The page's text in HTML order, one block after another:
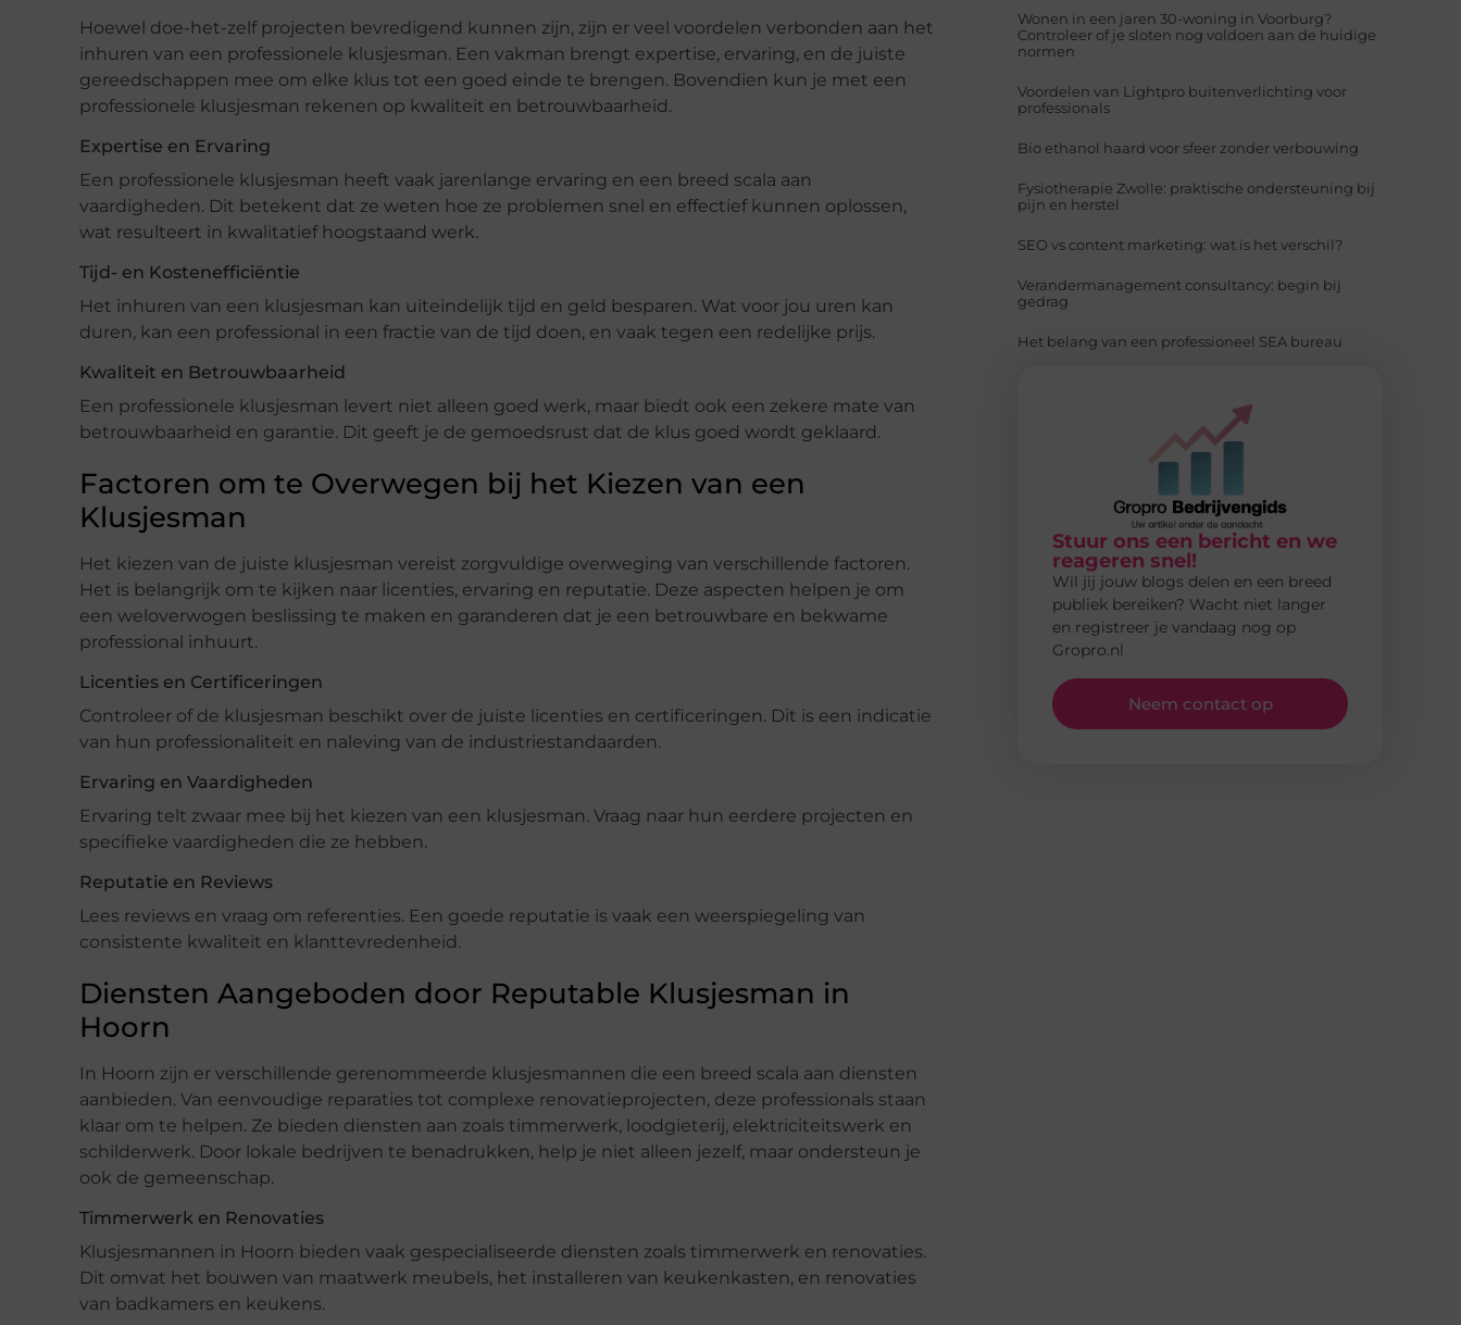
Hoewel doe-het-zelf projecten bevredigend kunnen zijn, zijn er veel voordelen verbonden aan het
inhuren van een professionele klusjesman. Een vakman brengt expertise, ervaring, en de juiste
gereedschappen mee om elke klus tot een goed einde te brengen. Bovendien kun je met een
professionele klusjesman rekenen op kwaliteit en betrouwbaarheid.
Expertise en Ervaring
Een professionele klusjesman heeft vaak jarenlange ervaring en een breed scala aan
vaardigheden. Dit betekent dat ze weten hoe ze problemen snel en effectief kunnen oplossen,
wat resulteert in kwalitatief hoogstaand werk.
Tijd- en Kostenefficiëntie
Het inhuren van een klusjesman kan uiteindelijk tijd en geld besparen. Wat voor jou uren kan
duren, kan een professional in een fractie van de tijd doen, en vaak tegen een redelijke prijs.
Kwaliteit en Betrouwbaarheid
Een professionele klusjesman levert niet alleen goed werk, maar biedt ook een zekere mate van
betrouwbaarheid en garantie. Dit geeft je de gemoedsrust dat de klus goed wordt geklaard.
Factoren om te Overwegen bij het Kiezen van een
Klusjesman
Het kiezen van de juiste klusjesman vereist zorgvuldige overweging van verschillende factoren.
Het is belangrijk om te kijken naar licenties, ervaring en reputatie. Deze aspecten helpen je om
een weloverwogen beslissing te maken en garanderen dat je een betrouwbare en bekwame
professional inhuurt.
Licenties en Certificeringen
Controleer of de klusjesman beschikt over de juiste licenties en certificeringen. Dit is een indicatie
van hun professionaliteit en naleving van de industriestandaarden.
Ervaring en Vaardigheden
Ervaring telt zwaar mee bij het kiezen van een klusjesman. Vraag naar hun eerdere projecten en
specifieke vaardigheden die ze hebben.
Reputatie en Reviews
Lees reviews en vraag om referenties. Een goede reputatie is vaak een weerspiegeling van
consistente kwaliteit en klanttevredenheid.
Diensten Aangeboden door Reputable Klusjesman in
Hoorn
In Hoorn zijn er verschillende gerenommeerde klusjesmannen die een breed scala aan diensten
aanbieden. Van eenvoudige reparaties tot complexe renovatieprojecten, deze professionals staan
klaar om te helpen. Ze bieden diensten aan zoals timmerwerk, loodgieterij, elektriciteitswerk en
schilderwerk. Door lokale bedrijven te benadrukken, help je niet alleen jezelf, maar ondersteun je
ook de gemeenschap.
Timmerwerk en Renovaties
Klusjesmannen in Hoorn bieden vaak gespecialiseerde diensten zoals timmerwerk en renovaties.
Dit omvat het bouwen van maatwerk meubels, het installeren van keukenkasten, en renovaties
van badkamers en keukens.
Wonen in een jaren 30-woning in Voorburg?
Controleer of je sloten nog voldoen aan de huidige
normen
Voordelen van Lightpro buitenverlichting voor
professionals
Bio ethanol haard voor sfeer zonder verbouwing
Fysiotherapie Zwolle: praktische ondersteuning bij
pijn en herstel
SEO vs content marketing: wat is het verschil?
Verandermanagement consultancy: begin bij
gedrag
Het belang van een professioneel SEA bureau
Stuur ons een bericht en we
reageren snel!
Wil jij jouw blogs delen en een breed
publiek bereiken? Wacht niet langer
en registreer je vandaag nog op
Gropro.nl
Neem contact op